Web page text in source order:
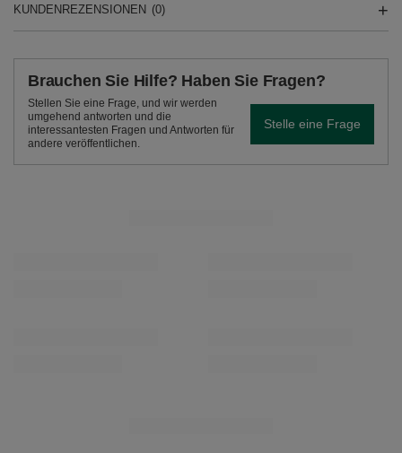
KUNDENREZENSIONEN (0)
Brauchen Sie Hilfe? Haben Sie Fragen?
Stellen Sie eine Frage, und wir werden
umgehend antworten und die
interessantesten Fragen und Antworten für
andere veröffentlichen.
Stelle eine Frage